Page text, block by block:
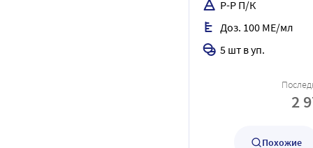
Р-Р П/К
Доз. 100 МЕ/мл
5 шт в уп.
2
Похожие